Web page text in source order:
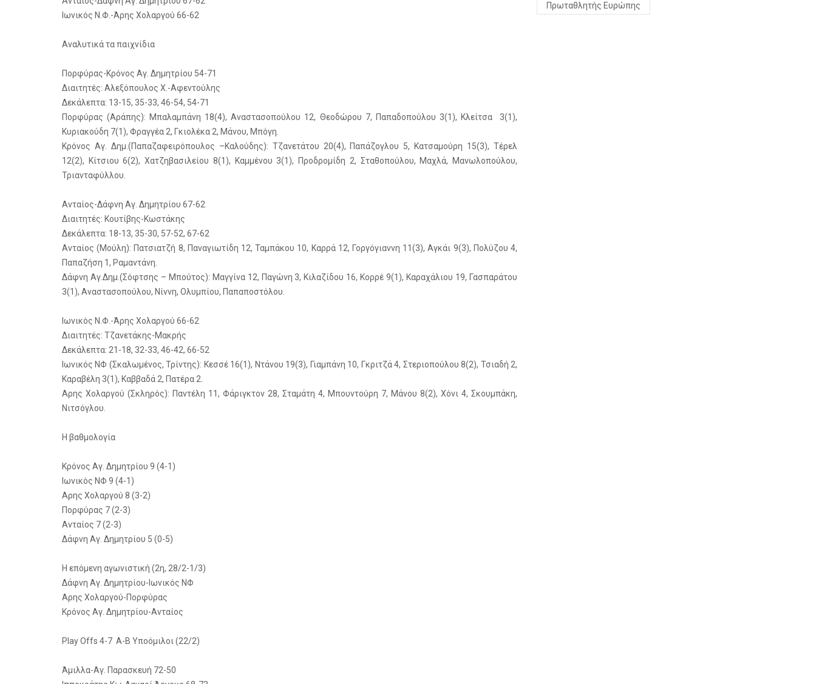
Ιωνικός Ν.Φ.-Άρης Χολαργού 66-62
Αναλυτικά τα παιχνίδια
Πορφύρας-Κρόνος Αγ. Δημητρίου 54-71
Διαιτητές: Αλεξόπουλος Χ.-Αφεντούλης
Δεκάλεπτα: 13-15, 35-33, 46-54, 54-71
Πορφύρας (Αράπης): Μπαλαμπάνη 18(4), Αναστασοπούλου 12, Θεοδώρου 7, Παπαδοπούλου 3(1), Κλείτσα 3(1),
Κυριακούδη 7(1), Φραγγέα 2, Γκιολέκα 2, Μάνου, Μπόγη.
Κρόνος Αγ. Δημ.(Παπαζαφειρόπουλος –Καλούδης): Τζανετάτου 20(4), Παπάζογλου 5, Κατσαμούρη 15(3), Τέρελ
12(2), Κίτσιου 6(2), Χατζηβασιλείου 8(1), Καμμένου 3(1), Προδρομίδη 2, Σταθοπούλου, Μαχλά, Μανωλοπούλου,
Τριανταφύλλου.
Ανταίος-Δάφνη Αγ. Δημητρίου 67-62
Διαιτητές: Κουτίβης-Κωστάκης
Δεκάλεπτα: 18-13, 35-30, 57-52, 67-62
Ανταίος (Μούλη): Πατσιατζή 8, Παναγιωτίδη 12, Ταμπάκου 10, Καρρά 12, Γοργόγιαννη 11(3), Αγκάι 9(3), Πολύζου 4,
Παπαζήση 1, Ραμαντάνη.
Δάφνη Αγ.Δημ.(Σόφτσης – Μπούτος): Μαγγίνα 12, Παγώνη 3, Κιλαζίδου 16, Κορρέ 9(1), Καραχάλιου 19, Γασπαράτου
3(1), Αναστασοπούλου, Νίννη, Ολυμπίου, Παπαποστόλου.
Ιωνικός Ν.Φ.-Άρης Χολαργού 66-62
Διαιτητές: Τζανετάκης-Μακρής
Δεκάλεπτα: 21-18, 32-33, 46-42, 66-52
Ιωνικός ΝΦ (Σκαλωμένος, Τρίντης): Κεσσέ 16(1), Ντάνου 19(3), Γιαμπάνη 10, Γκριτζά 4, Στεριοπούλου 8(2), Τσιαδή 2,
Καραβέλη 3(1), Καββαδά 2, Πατέρα 2.
Αρης Χολαργού (Σκληρός): Παντέλη 11, Φάριγκτον 28, Σταμάτη 4, Μπουντούρη 7, Μάνου 8(2), Χόνι 4, Σκουμπάκη,
Νιτσόγλου.
Η βαθμολογία
Κρόνος Αγ. Δημητρίου 9 (4-1)
Ιωνικός ΝΦ 9 (4-1)
Αρης Χολαργού 8 (3-2)
Πορφύρας 7 (2-3)
Ανταίος 7 (2-3)
Δάφνη Αγ. Δημητρίου 5 (0-5)
Η επόμενη αγωνιστική (2η, 28/2-1/3)
Δάφνη Αγ. Δημητρίου-Ιωνικός ΝΦ
Αρης Χολαργού-Πορφύρας
Κρόνος Αγ. Δημητρίου-Ανταίος
Play Offs 4-7 Α-Β Υποόμιλοι (22/2)
Άμιλλα-Αγ. Παρασκευή 72-50
Πρωταθλητής Ευρώπης